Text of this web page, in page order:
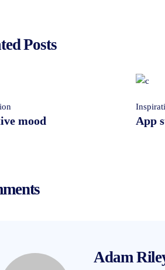
Posts
mood App
Adam